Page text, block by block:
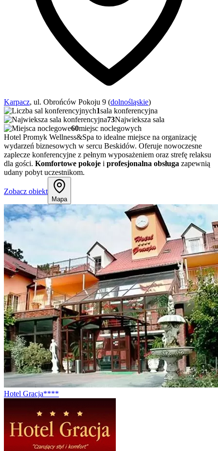
Karpacz, ul. Obrońców Pokoju 9 (dolnośląskie)
1sala konferencyjna
73Najwieksza sala
60miejsc noclegowych
Hotel Promyk Wellness&Spa to idealne miejsce na organizację
wydarzeń biznesowych w sercu Beskidów. Oferuje nowoczesne
zaplecze konferencyjne z pełnym wyposażeniem oraz strefę relaksu
dla gości. Komfortowe pokoje i profesjonalna obsługa zapewnią
udany pobyt uczestnikom.
Zobacz obiekt
Mapa
Hotel Gracja****